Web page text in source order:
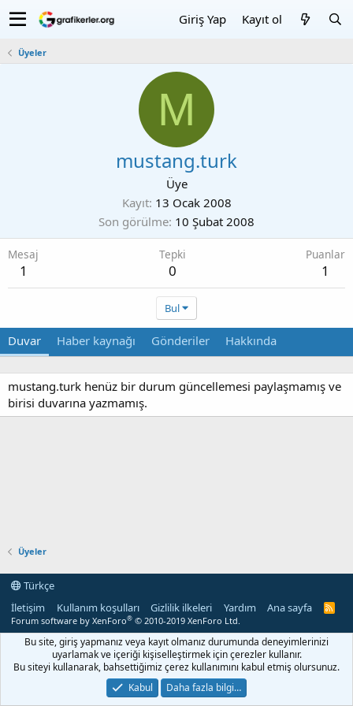
Giriş Yap Kayıt ol
Üyeler
M
mustang.turk
Üye
Kayıt 13 Ocak 2008
Son görülme 10 Şubat 2008
Mesaj
1
Tepki
0
Puanlar
1
Bul
Duvar Haber kaynağı Gönderiler Hakkında
mustang.turk henüz bir durum güncellemesi paylaşmamış ve
birisi duvarına yazmamış.
Üyeler
Türkçe
İletişim
Kullanım koşulları Gizlilik ilkeleri Yardım Ana sayfa
R
Forum software by XenForo® © 2010-2019 XenForo Ltd.
Bu site, giriş yapmanız veya kayıt olmanız durumunda deneyimlerinizi
uyarlamak ve içeriği kişiselleştirmek için çerezler kullanır.
Bu siteyi kullanarak, bahsettiğimiz çerez kullanımını kabul etmiş olursunuz.
Kabul
Daha fazla bilgi…